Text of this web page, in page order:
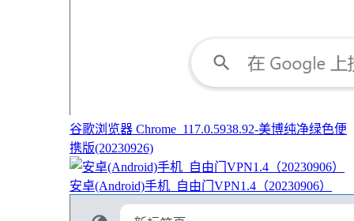
谷歌浏览器 Chrome_117.0.5938.92-美博纯净绿色便
携版(20230926)
安卓(Android)手机_自由门VPN1.4（20230906）